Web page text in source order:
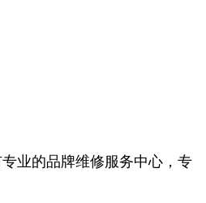
业的品牌维修服务中心，专